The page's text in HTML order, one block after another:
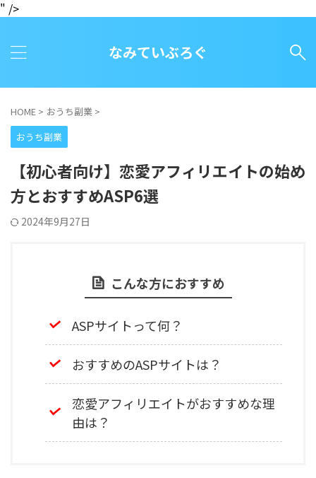
" />
なみていぶろぐ
HOME > おうち副業 >
おうち副業
【初心者向け】恋愛アフィリエイトの始め
方とおすすめASP6選
2024年9月27日
こんな方におすすめ
ASPサイトって何？
おすすめのASPサイトは？
恋愛アフィリエイトがおすすめな理
由は？